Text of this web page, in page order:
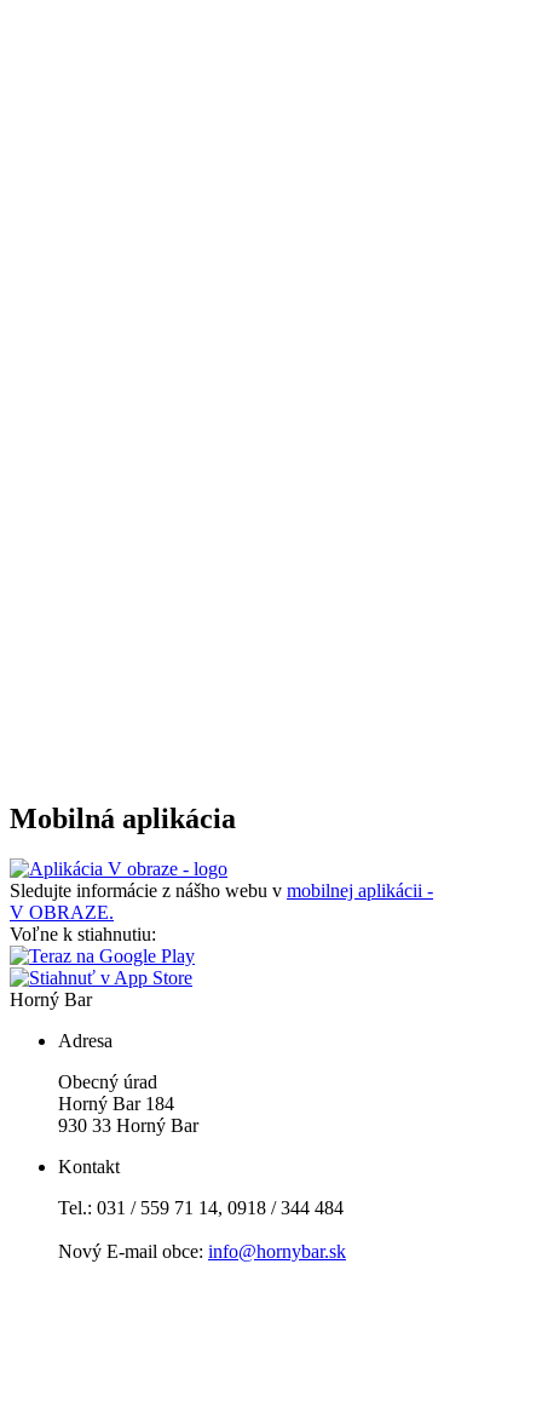
Mobilná aplikácia
Sledujte informácie z nášho webu v mobilnej aplikácii -
V OBRAZE.
Voľne k stiahnutiu:
Horný Bar
Adresa
Obecný úrad
Horný Bar 184
930 33 Horný Bar
Kontakt
Tel.: 031 / 559 71 14, 0918 / 344 484
Nový E-mail obce: info@hornybar.sk